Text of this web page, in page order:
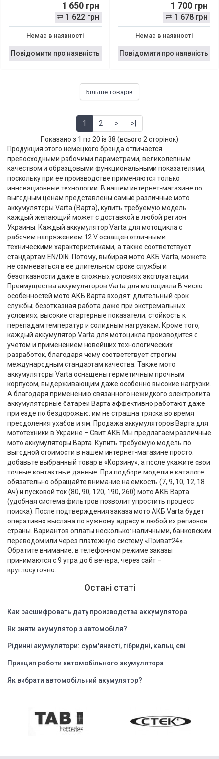
1 650 грн
1 622 грн
Немає в наявності
Повідомити про наявність
1 700 грн
1 678 грн
Немає в наявності
Повідомити про наявність
Більше товарів
1 2 >
>|
Показано з 1 по 20 із 38 (всього 2 сторінок)
Продукция этого немецкого бренда отличается
превосходными рабочими параметрами, великолепным
качеством и образцовыми функциональными показателями,
поскольку при ее производстве применяются только
инновационные технологии. В нашем интернет-магазине по
выгодным ценам представлены самые различные мото
аккумуляторы Varta (Варта), купить требуемую модель
каждый желающий может с доставкой в любой регион
Украины. Каждый аккумулятор Varta для мотоцикла с
рабочим напряжением 12 V оснащен отличными
техническими характеристиками, а также соответствует
стандартам EN/DIN. Потому, выбирая мото АКБ Varta, можете
не сомневаться в ее длительном сроке службы и
безотказности даже в сложных условиях эксплуатации.
Преимущества аккумуляторов Varta для мотоцикла В число
особенностей мото АКБ Варта входят: длительный срок
службы; безотказная работа даже при экстремальных
условиях; высокие стартерные показатели; стойкость к
перепадам температур и солидным нагрузкам. Кроме того,
каждый аккумулятор Varta для мотоцикла производится с
учетом и применением новейших технологических
разработок, благодаря чему соответствует строгим
международным стандартам качества. Также мото
аккумуляторы Varta оснащены герметичным прочным
корпусом, выдерживающим даже особенно высокие нагрузки.
А благодаря применению связанного нежидкого электролита
аккумуляторные батареи Варта эффективно работают даже
при езде по бездорожью: им не страшна тряска во время
преодоления ухабов и ям. Продажа аккумуляторов Варта для
мототехники в Украине – Свит АКБ Мы предлагаем различные
мото аккумуляторы Варта. Купить требуемую модель по
выгодной стоимости в нашем интернет-магазине просто:
добавьте выбранный товар в «Корзину», а после укажите свои
точные контактные данные. При подборе модели в каталоге
обязательно обращайте внимание на емкость (7, 9, 10, 12, 18
Ач) и пусковой ток (80, 90, 120, 190, 260) мото АКБ Варта
(удобная система фильтров позволит упростить процесс
поиска). После подтверждения заказа мото АКБ Varta будет
оперативно выслана по нужному адресу в любой из регионов
страны. Вариантов оплаты несколько: наличными, банковским
переводом или через платежную систему «Приват24».
Обратите внимание: в телефонном режиме заказы
принимаются с 9 утра до 6 вечера, через сайт –
круглосуточно.
Остані статі
Как расшифровать дату производства аккумулятора
Як зняти акумулятор з автомобіля?
Рідинні акумулятори: сурм'янисті, гібридні, кальцієві
Принцип роботи автомобільного акумулятора
Як вибрати автомобільний акумулятор?